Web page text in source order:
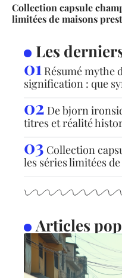
Collection capsule
limitées de maisons
Les
Résumé mythe
signification : que
De bjorn
titres et réalité
Collection
les séries limitées
Articles